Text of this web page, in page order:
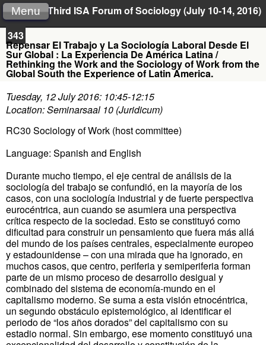
Third ISA Forum of Sociology (July 10-14, 2016)
Menu
343
Repensar El Trabajo y La Sociología Laboral Desde El
Sur Global : La Experiencia De América Latina /
Rethinking the Work and the Sociology of Work from the
Global South the Experience of Latin America.
Tuesday, 12 July 2016: 10:45-12:15
Location: Seminarsaal 10 (Juridicum)
RC30 Sociology of Work (host committee)
Language: Spanish and English
Durante mucho tiempo, el eje central de análisis de la
sociología del trabajo se confundió, en la mayoría de los
casos, con una sociología industrial y de fuerte perspectiva
eurocéntrica, aun cuando se asumiera una perspectiva
crítica respecto de la sociedad. Esto se constituyó como
dificultad para construir un pensamiento que fuera más allá
del mundo de los países centrales, especialmente europeo
y estadounidense – con una mirada que ha ignorado, en
muchos casos, que centro, periferia y semiperiferia forman
parte de un mismo proceso de desarrollo desigual y
combinado del sistema de economía-mundo en el
capitalismo moderno. Se suma a esta visión etnocéntrica,
un segundo obstáculo epistemológico, al identificar el
periodo de “los años dorados” del capitalismo con su
estadio normal. Sin embargo, ese momento constituyó una